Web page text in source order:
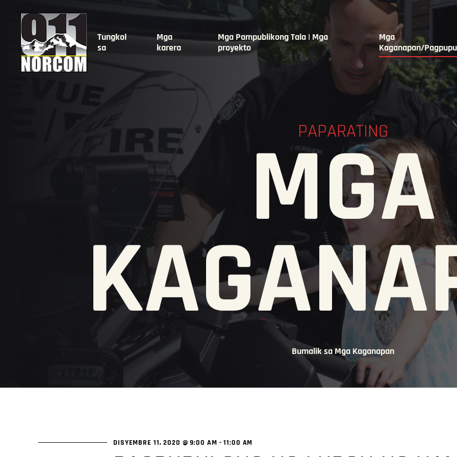
Tungkol
sa
Mga
karera
Mga Pampublikong Tala | Mga
proyekto
Mga
Kaganapan/
PAPARATING
MGA
Bumalik sa Mga Kaganapan
DISYEMBRE 11, 2020 @ 9:00 AM -11:00 AM